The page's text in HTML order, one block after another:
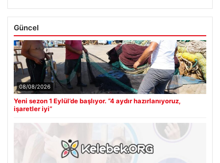
Güncel
08/08/2026
Yeni sezon 1 Eylül’de başlıyor. “4 aydır hazırlanıyoruz,
işaretler iyi”